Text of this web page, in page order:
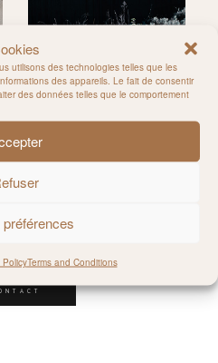
utilisons des technologies telles que les
des appareils. Le fait de consentir
des données telles que le comportement
PolicyTerms and Conditions